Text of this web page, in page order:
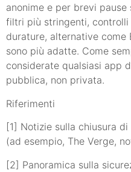
anonime e per brevi
filtri più stringenti, controlli
durature, alternative come
sono più adatte. Come
considerate qualsiasi app
pubblica, non privata.
Riferimenti
[1] Notizie sulla chiusura
(ad esempio, The Verge,
[2] Panoramica sulla